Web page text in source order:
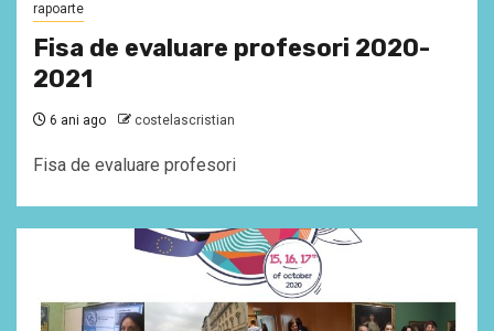
rapoarte
Fisa de evaluare profesori 2020-
2021
6 ani ago costelascristian
Fisa de evaluare profesori